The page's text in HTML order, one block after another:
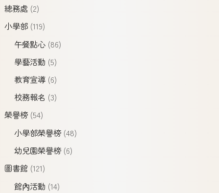
總務處(2)
小學部(119)
午餐點心(86)
學藝活動 (5)
教育宣導(6)
校務報名 (3)
榮譽榜(54)
小學部榮譽榜(48)
幼兒園榮譽榜(6)
圖書館(121)
館內活動 (14)